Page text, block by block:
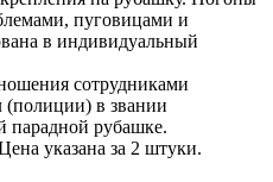
пуговицами и
в индивидуальный
сотрудниками
(полиции) в звании
парадной рубашке.
указана за 2 штуки.